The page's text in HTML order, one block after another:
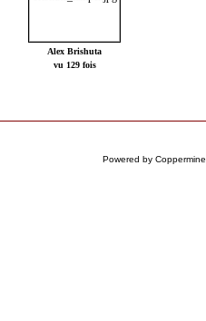
Alex Brishuta
vu 129 fois
Powered by